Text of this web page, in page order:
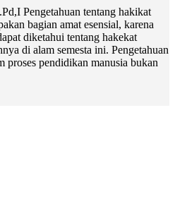
Pengetahuan tentang hakikat
bagian amat esensial, karena
diketahui tentang hakekat
di alam semesta ini. Pengetahuan
proses pendidikan manusia bukan